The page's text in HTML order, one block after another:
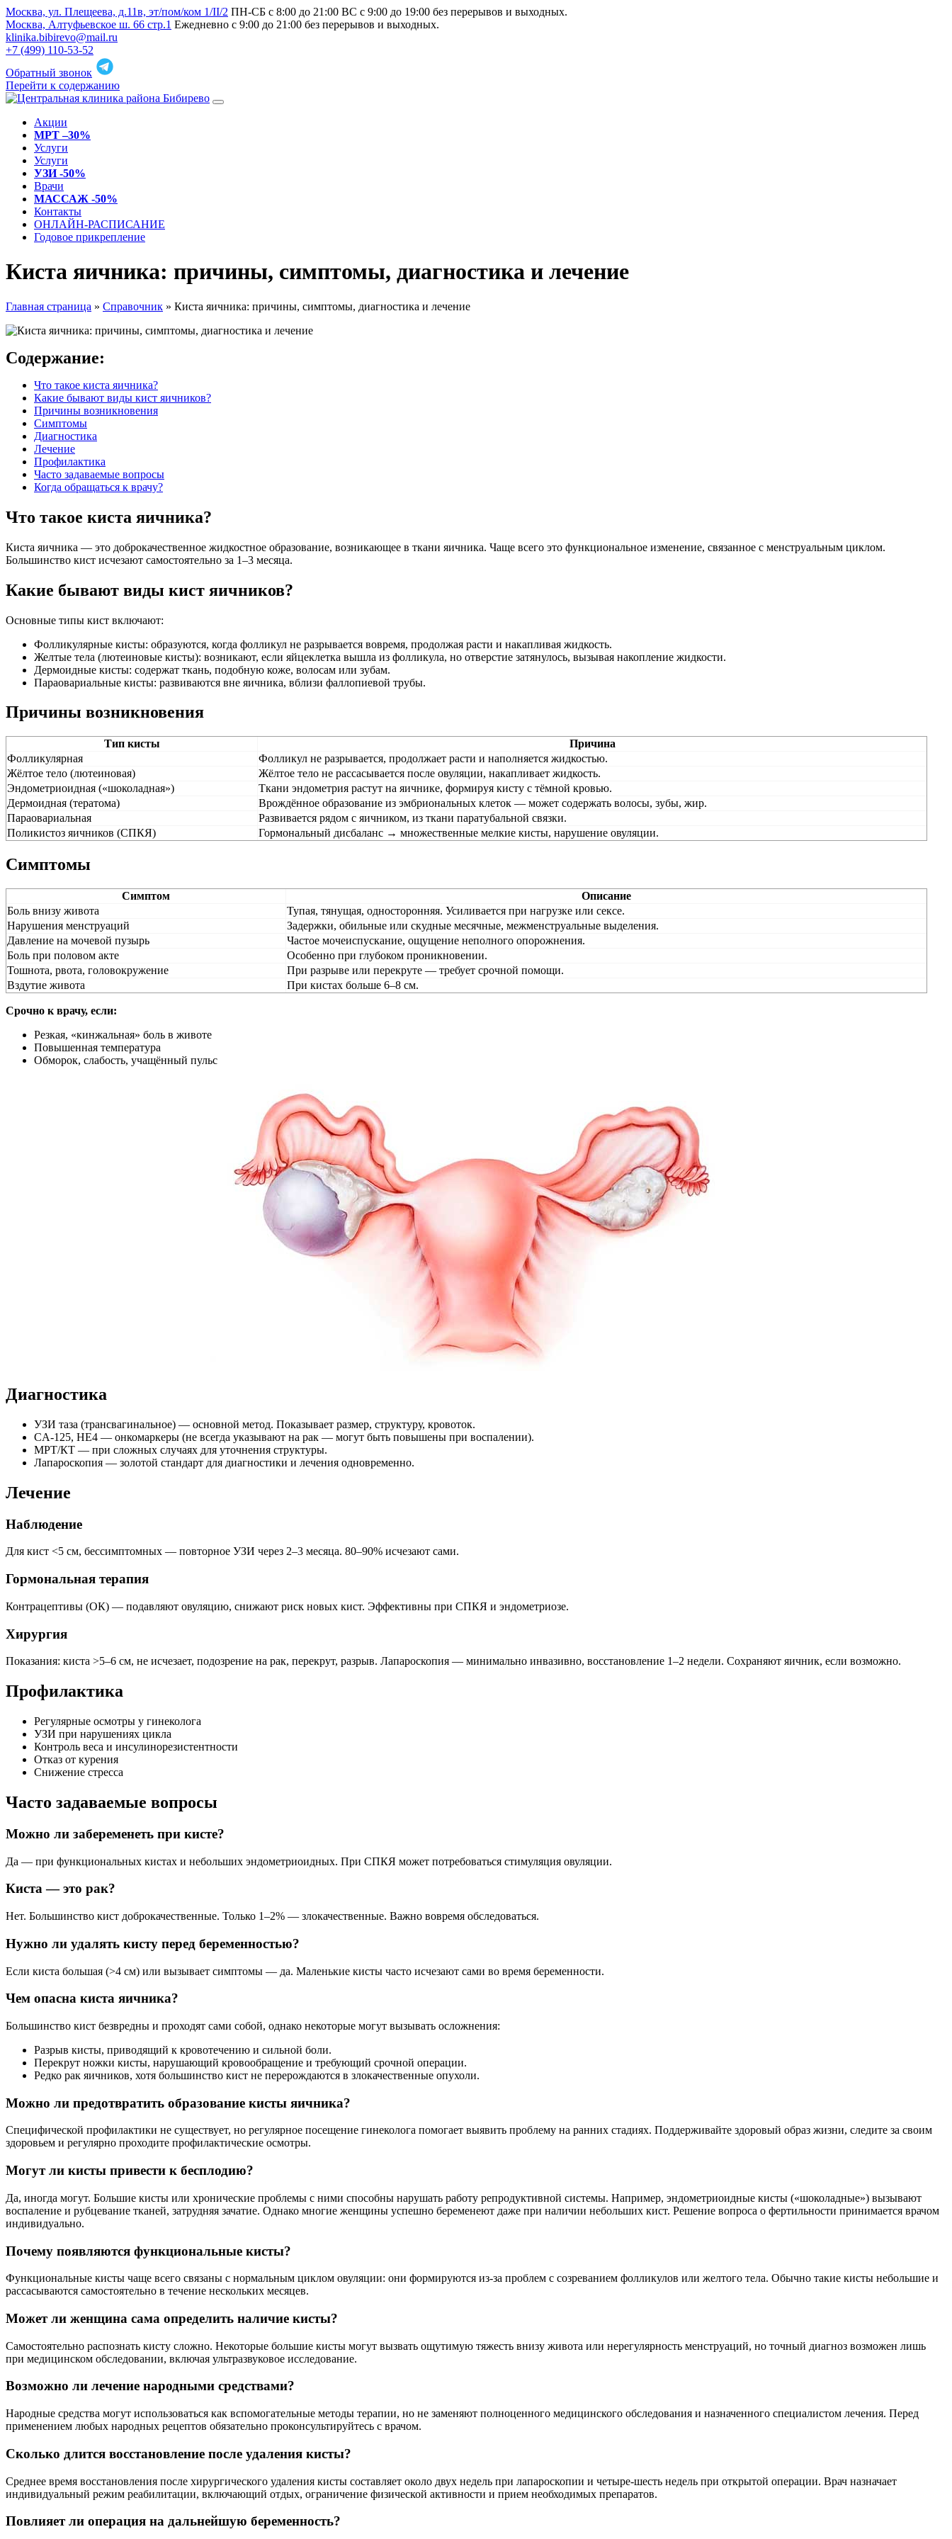
Москва, ул. Плещеева, д.11в, эт/пом/ком 1/II/2 ПН-СБ с 8:00 до 21:00 ВС с 9:00 до 19:00 без перерывов и выходных.
Москва, Алтуфьевское ш. 66 стр.1 Ежедневно с 9:00 до 21:00 без перерывов и выходных.
klinika.bibirevo@mail.ru
+7 (499) 110-53-52
Обратный звонок
Перейти к содержанию
Акции
МРТ –30%
Услуги
Услуги
УЗИ -50%
Врачи
МАССАЖ -50%
Контакты
ОНЛАЙН-РАСПИСАНИЕ
Годовое прикрепление
Киста яичника: причины, симптомы, диагностика и лечение
Главная страница » Справочник » Киста яичника: причины, симптомы, диагностика и лечение
Содержание:
Что такое киста яичника?
Какие бывают виды кист яичников?
Причины возникновения
Симптомы
Диагностика
Лечение
Профилактика
Часто задаваемые вопросы
Когда обращаться к врачу?
Что такое киста яичника?
Киста яичника — это доброкачественное жидкостное образование, возникающее в ткани яичника. Чаще всего это функциональное изменение, связанное с менструальным циклом.
Большинство кист исчезают самостоятельно за 1–3 месяца.
Какие бывают виды кист яичников?
Основные типы кист включают:
Фолликулярные кисты: образуются, когда фолликул не разрывается вовремя, продолжая расти и накапливая жидкость.
Желтые тела (лютеиновые кисты): возникают, если яйцеклетка вышла из фолликула, но отверстие затянулось, вызывая накопление жидкости.
Дермоидные кисты: содержат ткань, подобную коже, волосам или зубам.
Параовариальные кисты: развиваются вне яичника, вблизи фаллопиевой трубы.
Причины возникновения
Тип кисты
Причина
Фолликулярная
Фолликул не разрывается, продолжает расти и наполняется жидкостью.
Жёлтое тело (лютеиновая)
Жёлтое тело не рассасывается после овуляции, накапливает жидкость.
Эндометриоидная («шоколадная»)
Ткани эндометрия растут на яичнике, формируя кисту с тёмной кровью.
Дермоидная (тератома)
Врождённое образование из эмбриональных клеток — может содержать волосы, зубы, жир.
Параовариальная
Развивается рядом с яичником, из ткани паратубальной связки.
Поликистоз яичников (СПКЯ)
Гормональный дисбаланс → множественные мелкие кисты, нарушение овуляции.
Симптомы
Симптом
Описание
Боль внизу живота
Тупая, тянущая, односторонняя. Усиливается при нагрузке или сексе.
Нарушения менструаций
Задержки, обильные или скудные месячные, межменструальные выделения.
Давление на мочевой пузырь
Частое мочеиспускание, ощущение неполного опорожнения.
Боль при половом акте
Особенно при глубоком проникновении.
Тошнота, рвота, головокружение
При разрыве или перекруте — требует срочной помощи.
Вздутие живота
При кистах больше 6–8 см.
Срочно к врачу, если:
Резкая, «кинжальная» боль в животе
Повышенная температура
Обморок, слабость, учащённый пульс
Диагностика
УЗИ таза (трансвагинальное) — основной метод. Показывает размер, структуру, кровоток.
CA-125, HE4 — онкомаркеры (не всегда указывают на рак — могут быть повышены при воспалении).
МРТ/КТ — при сложных случаях для уточнения структуры.
Лапароскопия — золотой стандарт для диагностики и лечения одновременно.
Лечение
Наблюдение
Для кист <5 см, бессимптомных — повторное УЗИ через 2–3 месяца. 80–90% исчезают сами.
Гормональная терапия
Контрацептивы (ОК) — подавляют овуляцию, снижают риск новых кист. Эффективны при СПКЯ и эндометриозе.
Хирургия
Показания: киста >5–6 см, не исчезает, подозрение на рак, перекрут, разрыв. Лапароскопия — минимально инвазивно, восстановление 1–2 недели. Сохраняют яичник, если возможно.
Профилактика
Регулярные осмотры у гинеколога
УЗИ при нарушениях цикла
Контроль веса и инсулинорезистентности
Отказ от курения
Снижение стресса
Часто задаваемые вопросы
Можно ли забеременеть при кисте?
Да — при функциональных кистах и небольших эндометриоидных. При СПКЯ может потребоваться стимуляция овуляции.
Киста — это рак?
Нет. Большинство кист доброкачественные. Только 1–2% — злокачественные. Важно вовремя обследоваться.
Нужно ли удалять кисту перед беременностью?
Если киста большая (>4 см) или вызывает симптомы — да. Маленькие кисты часто исчезают сами во время беременности.
Чем опасна киста яичника?
Большинство кист безвредны и проходят сами собой, однако некоторые могут вызывать осложнения:
Разрыв кисты, приводящий к кровотечению и сильной боли.
Перекрут ножки кисты, нарушающий кровообращение и требующий срочной операции.
Редко рак яичников, хотя большинство кист не перерождаются в злокачественные опухоли.
Можно ли предотвратить образование кисты яичника?
Специфической профилактики не существует, но регулярное посещение гинеколога помогает выявить проблему на ранних стадиях. Поддерживайте здоровый образ жизни, следите за своим
здоровьем и регулярно проходите профилактические осмотры.
Могут ли кисты привести к бесплодию?
Да, иногда могут. Большие кисты или хронические проблемы с ними способны нарушать работу репродуктивной системы. Например, эндометриоидные кисты («шоколадные») вызывают
воспаление и рубцевание тканей, затрудняя зачатие. Однако многие женщины успешно беременеют даже при наличии небольших кист. Решение вопроса о фертильности принимается врачом
индивидуально.
Почему появляются функциональные кисты?
Функциональные кисты чаще всего связаны с нормальным циклом овуляции: они формируются из-за проблем с созреванием фолликулов или желтого тела. Обычно такие кисты небольшие и
рассасываются самостоятельно в течение нескольких месяцев.
Может ли женщина сама определить наличие кисты?
Самостоятельно распознать кисту сложно. Некоторые большие кисты могут вызвать ощутимую тяжесть внизу живота или нерегулярность менструаций, но точный диагноз возможен лишь
при медицинском обследовании, включая ультразвуковое исследование.
Возможно ли лечение народными средствами?
Народные средства могут использоваться как вспомогательные методы терапии, но не заменяют полноценного медицинского обследования и назначенного специалистом лечения. Перед
применением любых народных рецептов обязательно проконсультируйтесь с врачом.
Сколько длится восстановление после удаления кисты?
Среднее время восстановления после хирургического удаления кисты составляет около двух недель при лапароскопии и четыре-шесть недель при открытой операции. Врач назначает
индивидуальный режим реабилитации, включающий отдых, ограничение физической активности и прием необходимых препаратов.
Повлияет ли операция на дальнейшую беременность?